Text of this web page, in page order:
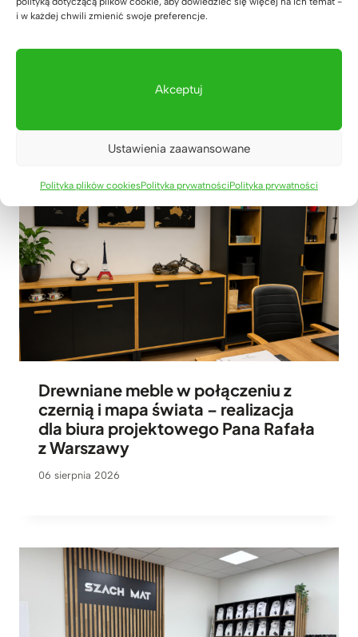
i w każdej chwili zmienić swoje preferencje.
Akceptuj
Ustawienia zaawansowane
Polityka plików cookiesPolityka prywatnościPolityka prywatności
Drewniane meble w połączeniu z
czernią i mapa świata – realizacja
dla biura projektowego Pana Rafała
z Warszawy
06 sierpnia 2026